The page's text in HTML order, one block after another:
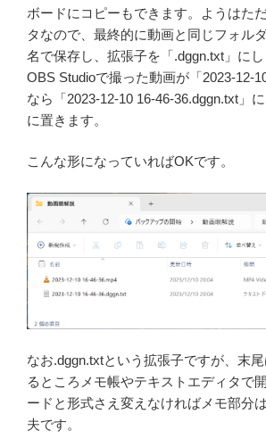
ボードにコピーもできます。ようはた
タなので、最終的に動画と同じフォル
名で保存し、拡張子を「.dggn.txt」に
OBS Studioで撮った動画が「2023-12-
なら「2023-12-10 16-46-36.dggn.txt」
に置きます。
こんな形になっていればOKです。
なお.dggn.txtという拡張子ですが、末
るところメモ帳やテキストエディタで
ードと形式さえ変えなければメモ部分
夫です。